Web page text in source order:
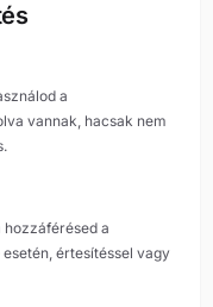
a
vannak, hacsak nem
a
értesítéssel vagy